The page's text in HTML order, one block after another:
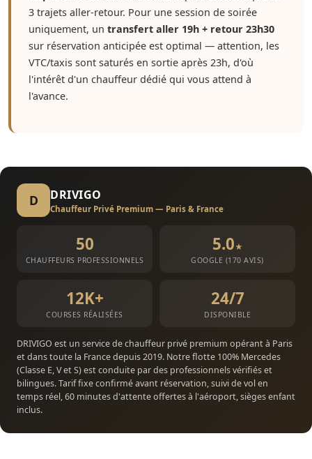
3 trajets aller-retour. Pour une session de soirée
uniquement, un transfert aller 19h + retour 23h30
sur réservation anticipée est optimal — attention, les
VTC/taxis sont saturés en sortie après 23h, d'où
l'intérêt d'un chauffeur dédié qui vous attend à
l'avance.
D DRIVIGO
Chauffeur Privé Premium — Paris & France
50
CHAUFFEURS PROFESSIONNELS
5.0★
GOOGLE (170 AVIS)
12K+
COURSES RÉALISÉES
24/7
DISPONIBLE
DRIVIGO est un service de chauffeur privé premium opérant à Paris
et dans toute la France depuis 2019. Notre flotte 100% Mercedes
(Classe E, V et S) est conduite par des professionnels vérifiés et
bilingues. Tarif fixe confirmé avant réservation, suivi de vol en
temps réel, 60 minutes d'attente offertes à l'aéroport, sièges enfant
inclus.